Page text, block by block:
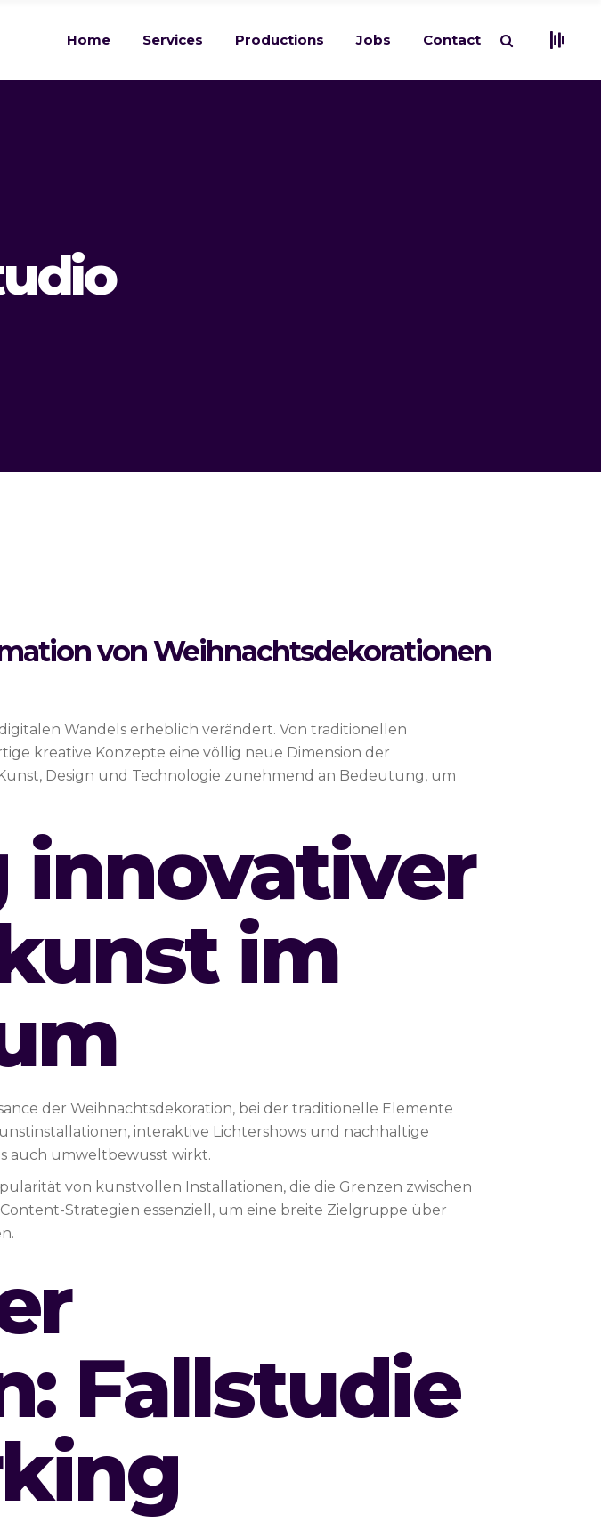
Home Services Productions Jobs Contact
von Weihnachtsdekorationen
Wandels erheblich verändert. Von traditionellen
kreative Konzepte eine völlig neue Dimension der
Design und Technologie zunehmend an Bedeutung, um
innovativer
im
der Weihnachtsdekoration, bei der traditionelle Elemente
interaktive Lichtershows und nachhaltige
auch umweltbewusst wirkt.
von kunstvollen Installationen, die die Grenzen zwischen
Strategien essenziell, um eine breite Zielgruppe über
Fallstudie